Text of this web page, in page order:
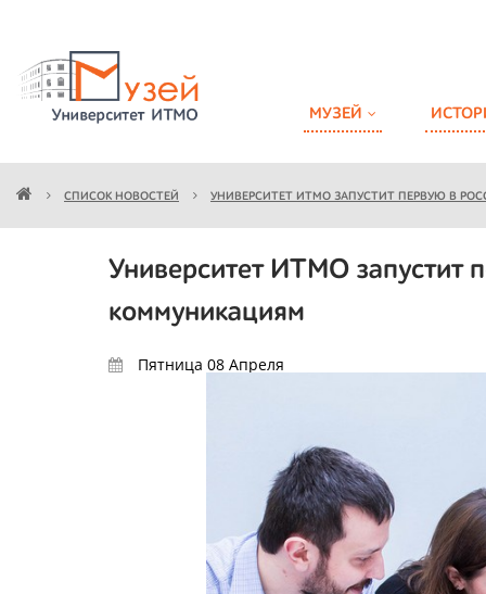
МУЗЕЙ
СПИСОК НОВОСТЕЙ УНИВЕРСИТЕТ ИТМО ЗАПУСТИТ ПЕРВУЮ В
Университет ИТМО запустит
коммуникациям
Пятница 08 Апреля